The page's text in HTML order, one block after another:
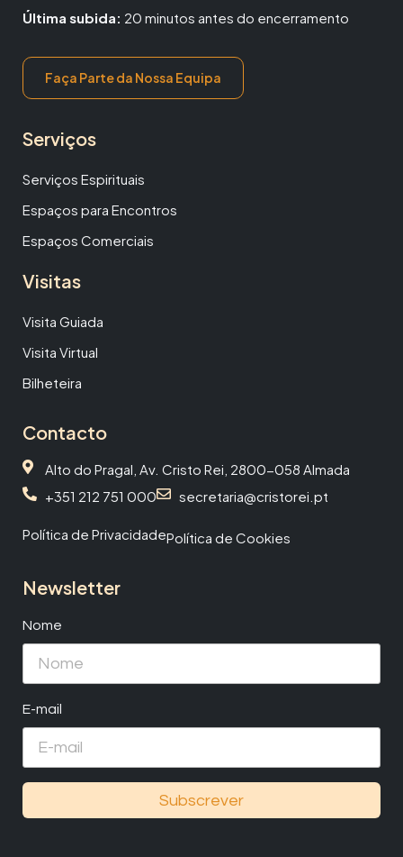
Última subida: 20 minutos antes do encerramento
Faça Parte da Nossa Equipa
Serviços
Serviços Espirituais
Espaços para Encontros
Espaços Comerciais
Visitas
Visita Guiada
Visita Virtual
Bilheteira
Contacto
Alto do Pragal, Av. Cristo Rei, 2800-058 Almada
+351 212 751 000
secretaria@cristorei.pt
Política de PrivacidadePolítica de Cookies
Newsletter
Nome
E-mail
Subscrever